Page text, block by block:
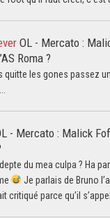
OL - Mercato :
Roma ?
quitte les gones passez
- Mercato : Malick
du mea culpa ? Ha
Je parlais de Bruno
critiqué parce qu’il